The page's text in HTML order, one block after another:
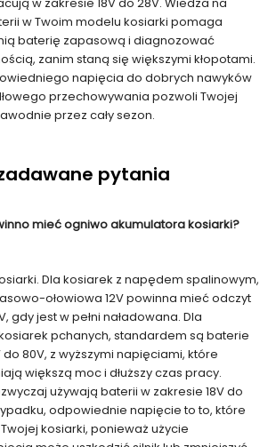
w Twoim modelu kosiarki pomaga
baterię zapasową i diagnozować
zanim staną się większymi kłopotami.
napięcia do dobrych nawyków
przechowywania pozwoli Twojej
przez cały sezon.
pytania
mieć ogniwo akumulatora kosiarki?
Dla kosiarek z napędem spalinowym,
ołowiowa 12V powinna mieć odczyt
gdy jest w pełni naładowana. Dla
pchanych, standardem są baterie
80V, z wyższymi napięciami, które
większą moc i dłuższy czas pracy.
używają baterii w zakresie 18V do
odpowiednie napięcie to to, które
kosiarki, ponieważ użycie